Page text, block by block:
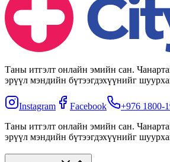
Таны итгэлт онлайн эмийн сан.
эрүүл мэндийн бүтээгдэхүүнийг
Instagram Facebook
+976 1800-
Таны итгэлт онлайн эмийн сан.
эрүүл мэндийн бүтээгдэхүүнийг